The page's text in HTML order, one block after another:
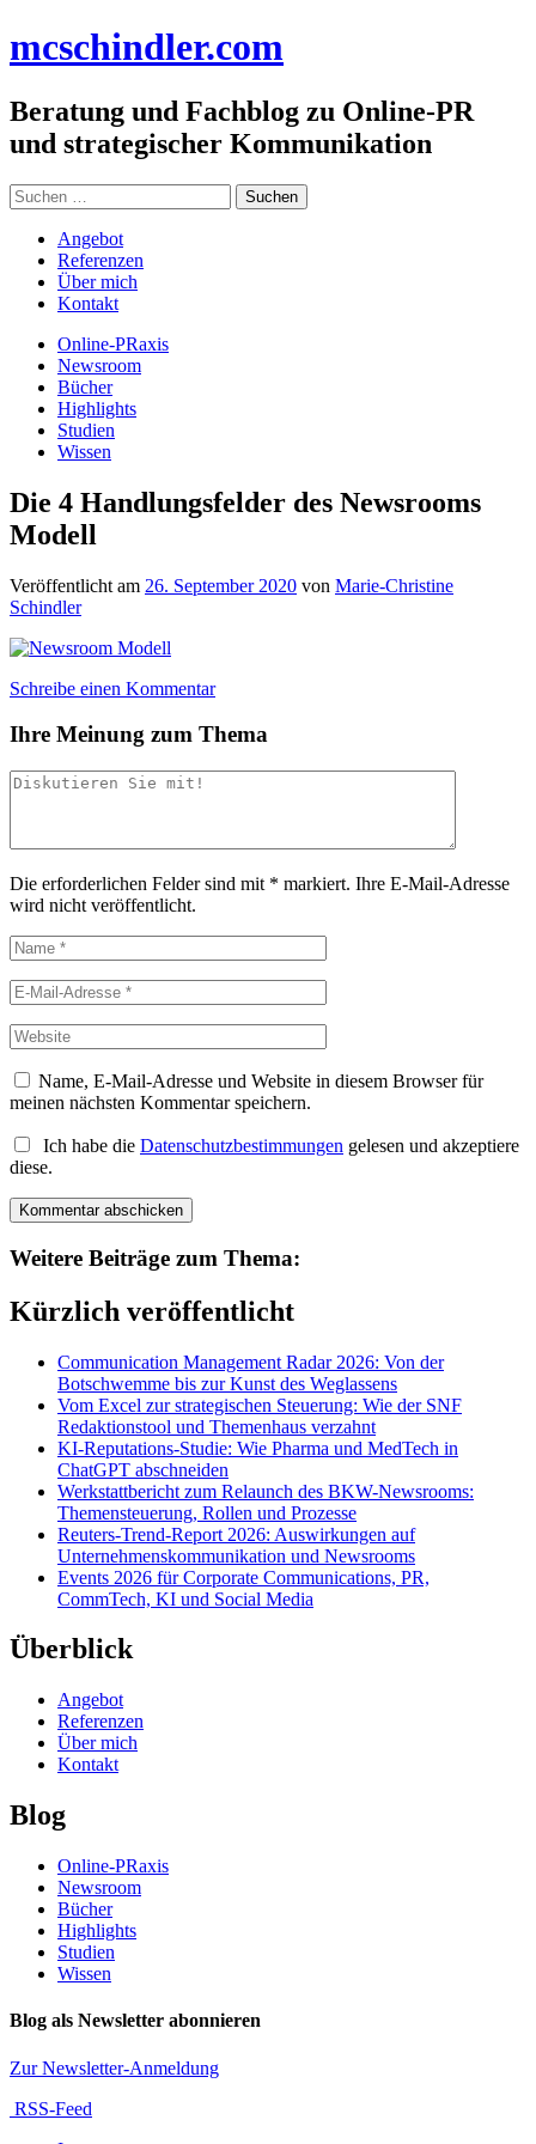
Inhalt
mcschindler.com
Beratung und Fachblog zu Online-PR
und strategischer Kommunikation
Suchen
nach:
Angebot
Referenzen
Über mich
Kontakt
Online-PRaxis
Newsroom
Bücher
Highlights
Studien
Wissen
Die 4 Handlungsfelder des Newsrooms
Modell
Veröffentlicht am 26. September 2020 von Marie-Christine
Schindler
Schreibe einen Kommentar
Ihre Meinung zum Thema
Die erforderlichen Felder sind mit * markiert. Ihre E-Mail-Adresse
wird nicht veröffentlicht.
Name, E-Mail-Adresse und Website in diesem Browser für
meinen nächsten Kommentar speichern.
Ich habe die Datenschutzbestimmungen gelesen und akzeptiere
diese.
Weitere Beiträge zum Thema:
Kürzlich veröffentlicht
Communication Management Radar 2026: Von der
Botschwemme bis zur Kunst des Weglassens
Vom Excel zur strategischen Steuerung: Wie der SNF
Redaktionstool und Themenhaus verzahnt
KI-Reputations-Studie: Wie Pharma und MedTech in
ChatGPT abschneiden
Werkstattbericht zum Relaunch des BKW-Newsrooms:
Themensteuerung, Rollen und Prozesse
Reuters-Trend-Report 2026: Auswirkungen auf
Unternehmenskommunikation und Newsrooms
Events 2026 für Corporate Communications, PR,
CommTech, KI und Social Media
Überblick
Angebot
Referenzen
Über mich
Kontakt
Blog
Online-PRaxis
Newsroom
Bücher
Highlights
Studien
Wissen
Blog als Newsletter abonnieren
Zur Newsletter-Anmeldung
RSS-Feed